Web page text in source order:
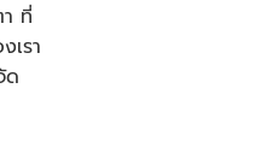
ที่
เรา
ด